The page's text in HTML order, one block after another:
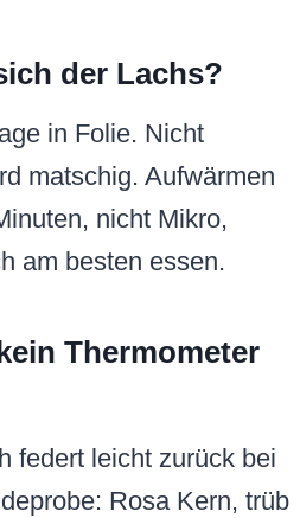
der Lachs?
in Folie. Nicht
matschig. Aufwärmen
nicht Mikro,
am besten essen.
Thermometer
federt leicht zurück bei
Rosa Kern, trüb